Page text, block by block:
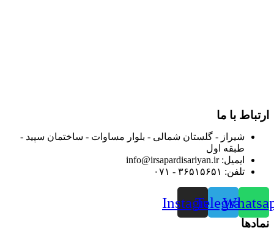
ارتباط با ما
شیراز - گلستان شمالی - بلوار مساوات - ساختمان سپید -
طبقه اول
ایمیل: info@irsapardisariyan.ir
تلفن: ۳۶۵۱۵۶۵۱ - ۰۷۱
Telegram
Instagram
نمادها